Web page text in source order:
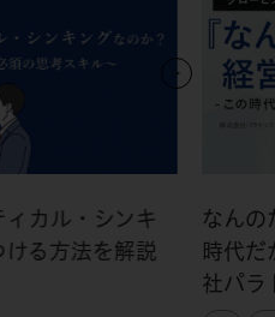
ィカル・シンキ
ける方法を解説
なんの
時代だ
社パラ